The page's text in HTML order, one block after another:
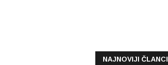
NAJNOVIJI ČLANCI